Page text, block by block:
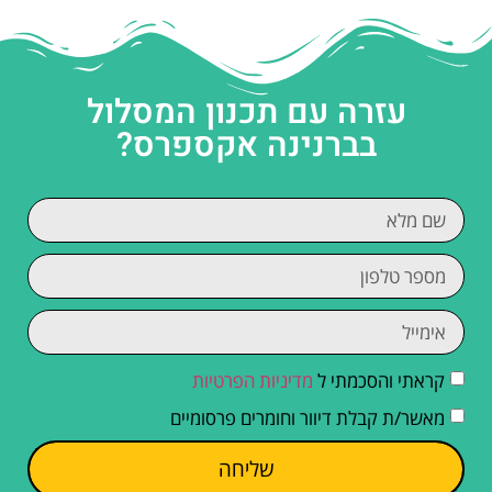
עזרה עם תכנון המסלול
בברנינה אקספרס?
קראתי והסכמתי ל מדיניות הפרטיות
מאשר/ת קבלת דיוור וחומרים פרסומיים
שליחה